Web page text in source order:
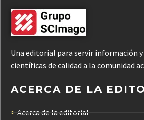
Una editorial para servir información
científicas de calidad a la comunidad
ACERCA DE LA
Acerca de la editorial